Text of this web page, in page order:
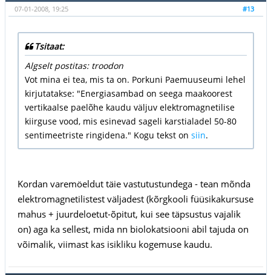
#13
07-01-2008, 19:25
Tsitaat:
Algselt postitas: troodon
Vot mina ei tea, mis ta on. Porkuni Paemuuseumi lehel
kirjutatakse: "Energiasambad on seega maakoorest
vertikaalse paelõhe kaudu väljuv elektromagnetilise
kiirguse vood, mis esinevad sageli karstialadel 50-80
sentimeetriste ringidena." Kogu tekst on siin.
Kordan varemöeldut täie vastutustundega - tean mõnda
elektromagnetilistest väljadest (kõrgkooli füüsikakursuse
mahus + juurdeloetut-õpitut, kui see täpsustus vajalik
on) aga ka sellest, mida nn biolokatsiooni abil tajuda on
võimalik, viimast kas isikliku kogemuse kaudu.